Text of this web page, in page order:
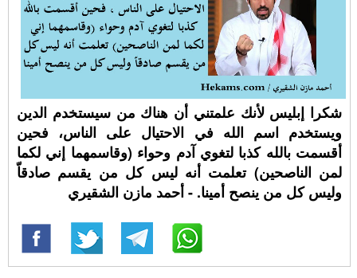
شكرا إبليس لأنك علمتني أن هناك من سيستخدم الدين
ويستخدم اسم الله في الاحتيال على الناس، فحين
أقسمت بالله كذبا لتغوي آدم وحواء (وقاسمهما إني لكما
لمن الناصحين) تعلمت أنه ليس كل من يقسم صادقاّ
وليس كل من ينصح أمينا. - أحمد مازن الشقيري